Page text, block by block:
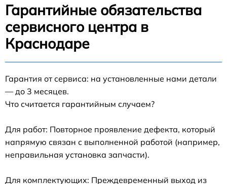
Гарантийные обязательства
сервисного центра в
Краснодаре
Гарантия от сервиса: на установленные нами детали
— до 3 месяцев.
Что считается гарантийным случаем?
Для работ: Повторное проявление дефекта, который
напрямую связан с выполненной работой (например,
неправильная установка запчасти).
Для комплектующих: Преждевременный выход из